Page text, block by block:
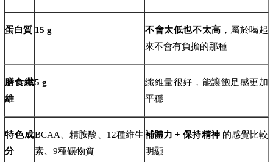
蛋白質 15 g 不會太低也不太高 ，屬於喝起
來不會有負擔的那種
膳食纖
維
5 g
纖維量很好，能讓飽足感更加
平穩
特色成
分
BCAA、精胺酸、12種維生
素、9種礦物質
補體力 + 保持精神的感覺比較
明顯